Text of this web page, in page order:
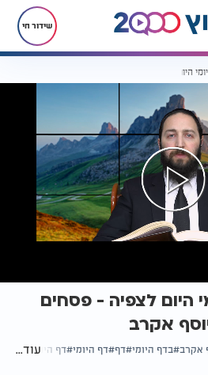
שידור חי
היום לצפיה - פסחים ע"ד | הרב פנחס יוסף אקרב
היום לצפיה - פסחים
אקרב
אקרב בדף היומי דף דף היומי דף היומי לצפייה
עוד...